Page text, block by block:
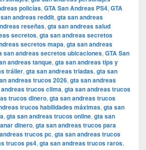
policías, GTA San Andreas PS4, GTA
andreas reddit, gta san andreas
reseñas, gta san andreas salud
secretos, gta san andreas secretos
secretos mapa, gta san andreas
san andreas secretos ubicaciones, GTA San
andreas tanque, gta san andreas tips y
tráiler, gta san andreas triadas, gta san
andreas trucos 2026, gta san andreas
trucos clima, gta san andreas trucos
trucos dinero, gta san andreas trucos
trucos habilidades máximas, gta san
, gta san andreas trucos online, gta san
dinero, gta san andreas trucos para
trucos pc, gta san andreas trucos
trucos ps4, gta san andreas trucos raros,